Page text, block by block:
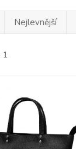
Nejlevnější
1